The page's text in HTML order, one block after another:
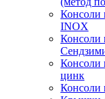
Консоли
INOX
Консоли
Консоли
цинк
Консоли